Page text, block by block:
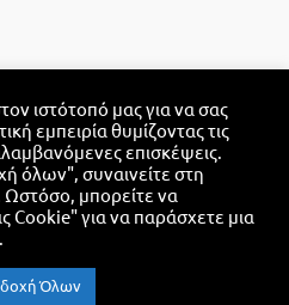
ΡΑΝΤΕΒΟΎ
ιστότοπό μας για να σας
εμπειρία θυμίζοντας τις
επισκέψεις.
όλων", συναινείτε στη
μπορείτε να
Cookie" για να παράσχετε μια
Όλων